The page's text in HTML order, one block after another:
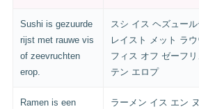
Sushi is gezuurde
rijst met rauwe vis
of zeevruchten
erop.
スシ イス ヘズュー
レイスト メット ラウ
フィス オフ ゼーフリ
テン エロプ
Ramen is een
ラーメン イス エン